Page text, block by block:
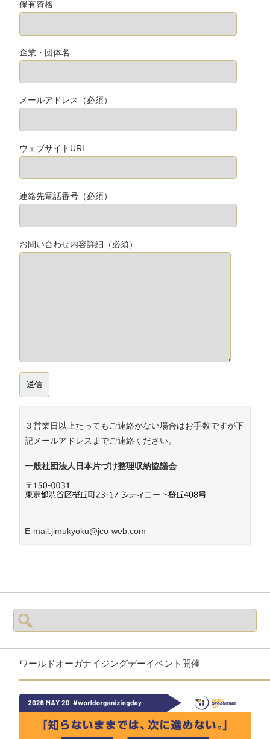
保有資格
企業・団体名
メールアドレス（必須）
ウェブサイトURL
連絡先電話番号（必須）
お問い合わせ内容詳細（必須）
３営業日以上たってもご連絡がない場合はお手数ですが下
記メールアドレスまでご連絡ください。
一般社団法人日本片づけ整理収納協議会
E-mail:jimukyoku@jco-web.com
検
索:
ワールドオーガナイジングデーイベント開催